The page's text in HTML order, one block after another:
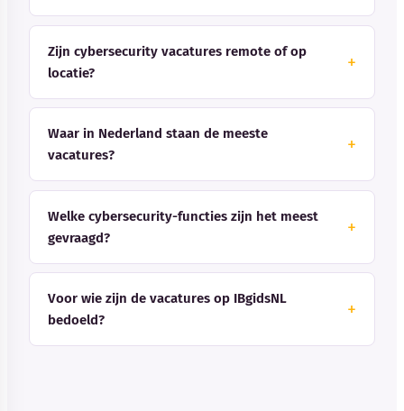
Zijn cybersecurity vacatures remote of op
locatie?
Waar in Nederland staan de meeste
vacatures?
Welke cybersecurity-functies zijn het meest
gevraagd?
Voor wie zijn de vacatures op IBgidsNL
bedoeld?